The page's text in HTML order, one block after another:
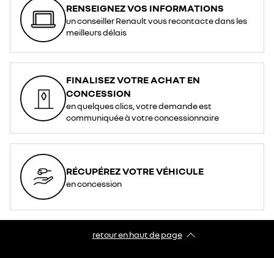
RENSEIGNEZ VOS INFORMATIONS
un conseiller Renault vous recontacte dans les
meilleurs délais
FINALISEZ VOTRE ACHAT EN
CONCESSION
en quelques clics, votre demande est
communiquée à votre concessionnaire
RÉCUPÉREZ VOTRE VÉHICULE
en concession
retour en haut de page​